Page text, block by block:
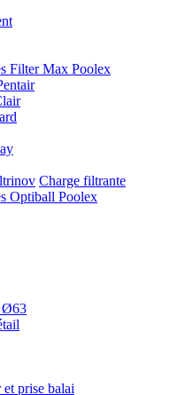
Filter Max Poolex
Charge filtrante
Optiball Poolex
Ø63
prise balai